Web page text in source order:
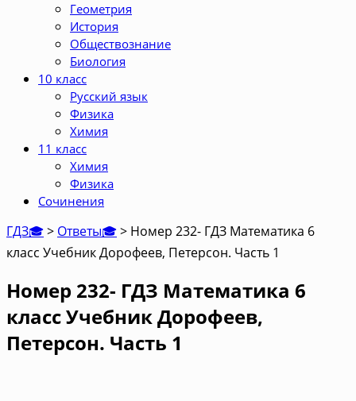
Геометрия
История
Обществознание
Биология
10 класс
Русский язык
Физика
Химия
11 класс
Химия
Физика
Сочинения
ГДЗ🎓> Ответы🎓> Номер 232- ГДЗ Математика 6
класс Учебник Дорофеев, Петерсон. Часть 1
Номер 232- ГДЗ Математика 6
класс Учебник Дорофеев,
Петерсон. Часть 1